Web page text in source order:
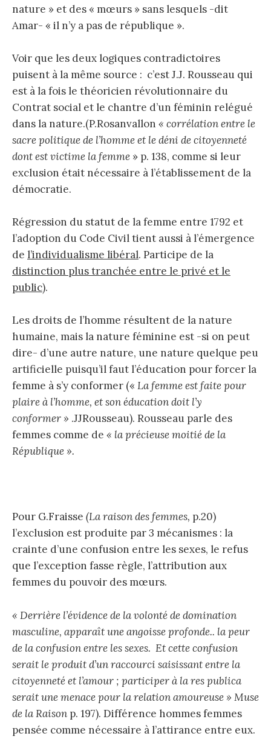
nature » et des « mœurs » sans lesquels -dit
Amar- « il n’y a pas de république ».
Voir que les deux logiques contradictoires
puisent à la même source : c’est J.J. Rousseau qui
est à la fois le théoricien révolutionnaire du
Contrat social et le chantre d’un féminin relégué
dans la nature.(P.Rosanvallon « corrélation entre le
sacre politique de l’homme et le déni de citoyenneté
dont est victime la femme » p. 138, comme si leur
exclusion était nécessaire à l’établissement de la
démocratie.
Régression du statut de la femme entre 1792 et
l’adoption du Code Civil tient aussi à l’émergence
de l’individualisme libéral. Participe de la
distinction plus tranchée entre le privé et le
public).
Les droits de l’homme résultent de la nature
humaine, mais la nature féminine est -si on peut
dire- d’une autre nature, une nature quelque peu
artificielle puisqu’il faut l’éducation pour forcer la
femme à s’y conformer (« La femme est faite pour
plaire à l’homme, et son éducation doit l’y
conformer » .JJRousseau). Rousseau parle des
femmes comme de « la précieuse moitié de la
République ».
Pour G.Fraisse (La raison des femmes, p.20)
l’exclusion est produite par 3 mécanismes : la
crainte d’une confusion entre les sexes, le refus
que l’exception fasse règle, l’attribution aux
femmes du pouvoir des mœurs.
« Derrière l’évidence de la volonté de domination
masculine, apparaît une angoisse profonde.. la peur
de la confusion entre les sexes. Et cette confusion
serait le produit d’un raccourci saisissant entre la
citoyenneté et l’amour ; participer à la res publica
serait une menace pour la relation amoureuse » Muse
de la Raison p. 197). Différence hommes femmes
pensée comme nécessaire à l’attirance entre eux.